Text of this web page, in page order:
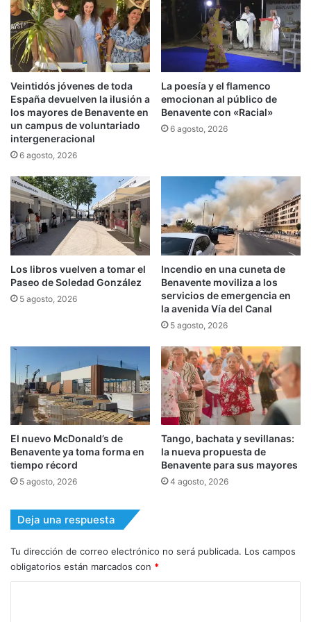
Veintidós jóvenes de toda
España devuelven la ilusión a
los mayores de Benavente en
un campus de voluntariado
intergeneracional
6 agosto, 2026
La poesía y el flamenco
emocionan al público de
Benavente con «Racial»
6 agosto, 2026
Los libros vuelven a tomar el
Paseo de Soledad González
5 agosto, 2026
Incendio en una cuneta de
Benavente moviliza a los
servicios de emergencia en
la avenida Vía del Canal
5 agosto, 2026
El nuevo McDonald’s de
Benavente ya toma forma en
tiempo récord
5 agosto, 2026
Tango, bachata y sevillanas:
la nueva propuesta de
Benavente para sus mayores
4 agosto, 2026
Deja una respuesta
Tu dirección de correo electrónico no será publicada. Los campos
obligatorios están marcados con *